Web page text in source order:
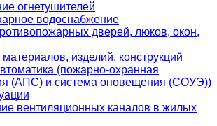
огнетушителей
водоснабжение
дверей, люков, окон,
изделий, конструкций
(пожарно-охранная
(АПС) и система оповещения (СОУЭ))
вентиляционных каналов в жилых